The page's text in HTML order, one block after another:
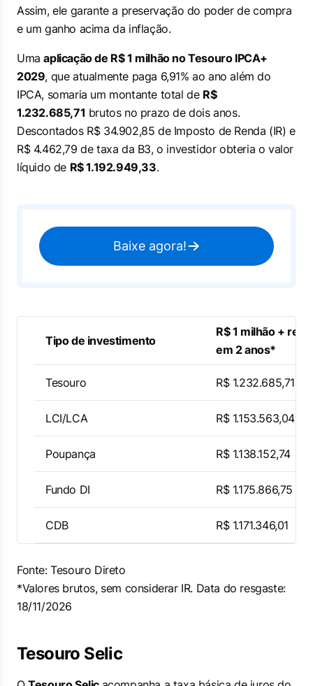
Assim, ele garante a preservação do poder de compra
e um ganho acima da inflação.
Umaaplicação de R$ 1 milhão no Tesouro IPCA+
2029, que atualmente paga 6,91% ao ano além do
IPCA, somaria um montante total de R$
1.232.685,71 brutos no prazo de dois anos.
Descontados R$ 34.902,85 de Imposto de Renda (IR) e
R$ 4.462,79 de taxa da B3, o investidor obteria o valor
líquido de R$ 1.192.949,33.
Baixe agora!
Tipo de investimento
R$ 1 milhão +
em 2 anos*
Tesouro R$ 1.232.685,71
LCI/LCA R$ 1.153.563,04
Poupança R$ 1.138.152,74
Fundo DI R$ 1.175.866,75
CDB R$ 1.171.346,01
Fonte: Tesouro Direto
*Valores brutos, sem considerar IR. Data do resgaste:
18/11/2026
Tesouro Selic